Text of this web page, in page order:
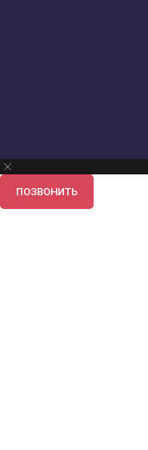
ПОЗВОНИТЬ